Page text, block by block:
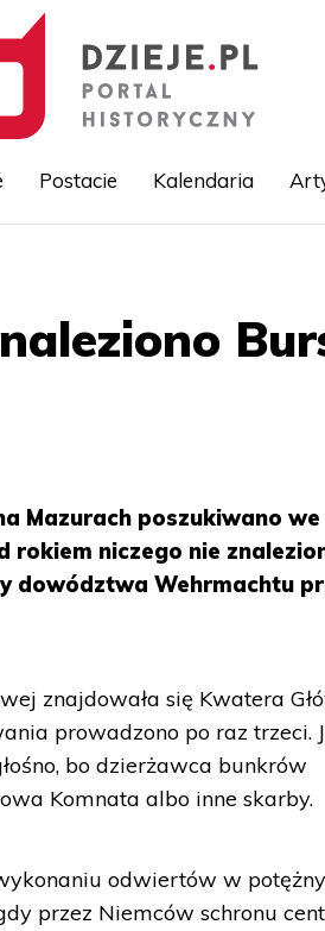
treści
Postacie Kalendaria
Mazurach poszukiwano
rokiem niczego nie
dowództwa Wehrmachtu
znajdowała się Kwatera
prowadzono po raz trzeci.
bo dzierżawca bunkrów
Komnata albo inne skarby.
odwiertów w
przez Niemców schronu